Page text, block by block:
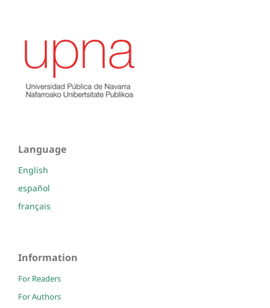
Language
English
español
français
Information
For Readers
For Authors